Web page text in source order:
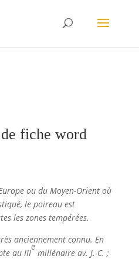
fiche word
ou du Moyen-Orient où
le poireau est
les zones tempérées.
anciennement connu. En
au III
e
millénaire av. J.-C. ;